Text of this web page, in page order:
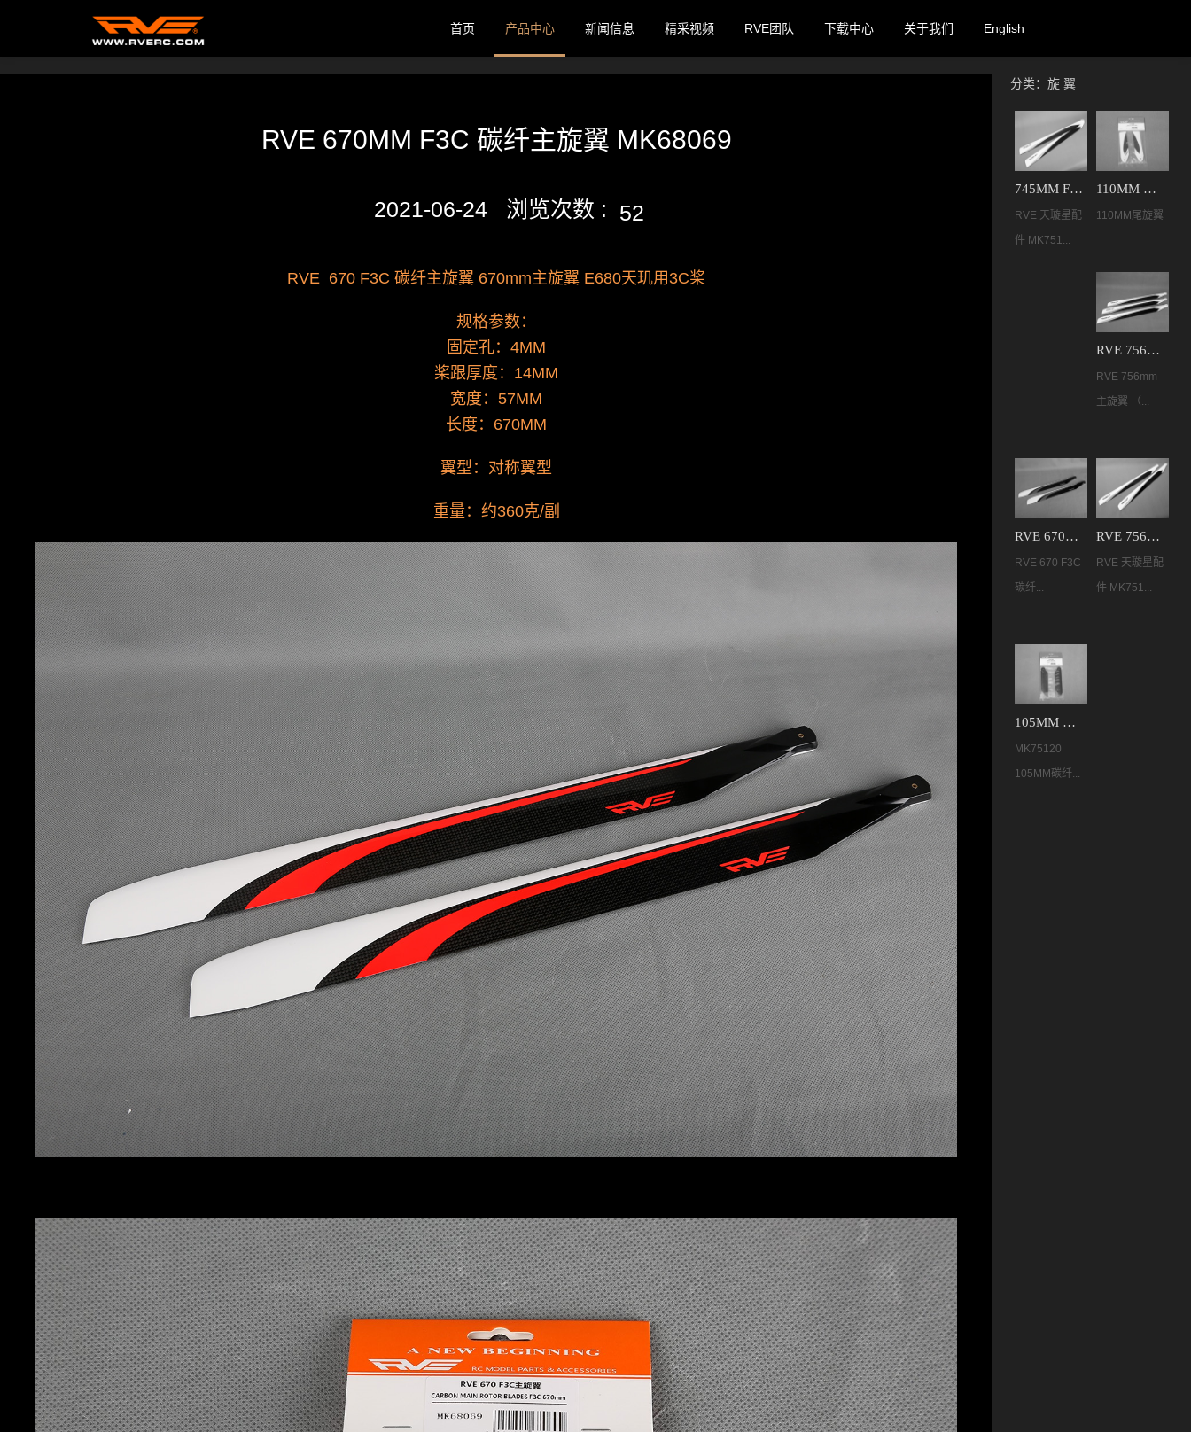
首页 产品中心 新闻信息 精采视频 RVE团队 下载中心 关于我们 English
高端音箱 /
RVE 670MM F3C 碳纤主旋翼 MK68069
2021-06-24 浏览次数 : 52
RVE 670 F3C 碳纤主旋翼 670mm主旋翼 E680天玑用3C桨
规格参数：
固定孔：4MM
桨跟厚度：14MM
宽度：57MM
长度：670MM
翼型：对称翼型
重量：约360克/副
分类： 旋 翼
745MM F3C主旋翼 MK75118
RVE 天璇星配
件 MK751...
110MM 碳纤尾旋翼 MK75144
110MM尾旋翼
RVE 756mm 碳纤维主旋翼 （三桨）MK32004
RVE 756mm
主旋翼 （...
RVE 670MM F3C 碳纤主旋翼 MK68069
RVE 670 F3C
碳纤...
RVE 756mm F3C主旋翼 MK75158
RVE 天璇星配
件 MK751...
105MM 碳纤尾旋翼 MK75120
MK75120
105MM碳纤...